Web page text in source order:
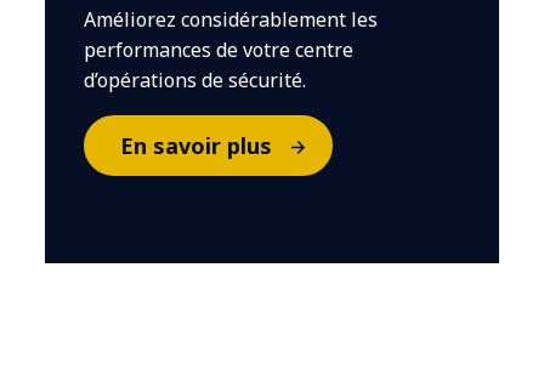
Améliorez considérablement les
performances de votre centre
d’opérations de sécurité.
En savoir plus